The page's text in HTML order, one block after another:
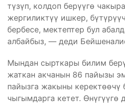
түзүп, колдоп берүүгө
жергиликтүү ишкер,
бербесе, мектептер бул
албайбыз, — деди
Мындан сырткары билим
жаткан акчанын 86 пайызы
пайызга жакыны
чыгымдарга кетет. Өнүгүүгө